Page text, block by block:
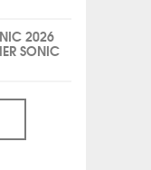
2026
SONIC